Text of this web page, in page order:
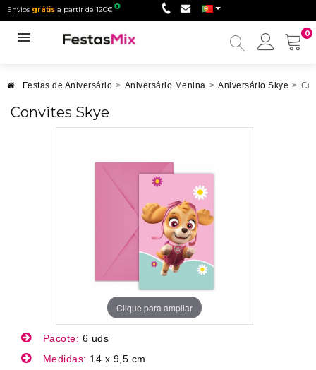
Envios grátis a partir de 120€
0
Minha
Festas de Aniversário > Aniversário Menina > Aniversário Skye >
Convites Skye
Clique para ampliar
Pacote: 6 uds
Medidas: 14 x 9,5 cm